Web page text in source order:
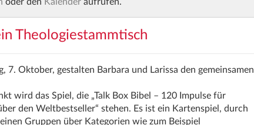
oder den Kalenderaufrufen.
Theologiestammtisch
7. Oktober, gestalten Barbara und Larissa den gemeinsamen
wird das Spiel, die „Talk Box Bibel – 120 Impulse für
den Weltbestseller“ stehen. Es ist ein Kartenspiel, durch
Gruppen über Kategorien wie zum Beispiel